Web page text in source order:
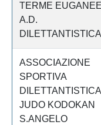
TERME EUGANEE
A.D.
DILETTANTISTICA
ASSOCIAZIONE
SPORTIVA
DILETTANTISTICA
JUDO KODOKAN
S.ANGELO